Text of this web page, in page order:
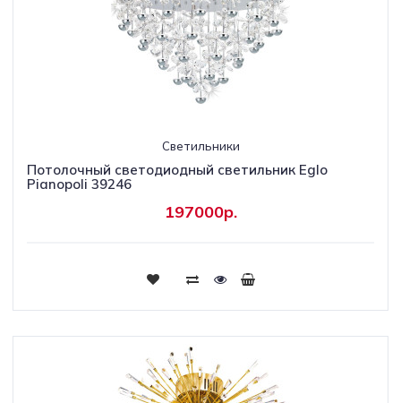
Светильники
Потолочный светодиодный светильник Eglo
Pianopoli 39246
197000р.